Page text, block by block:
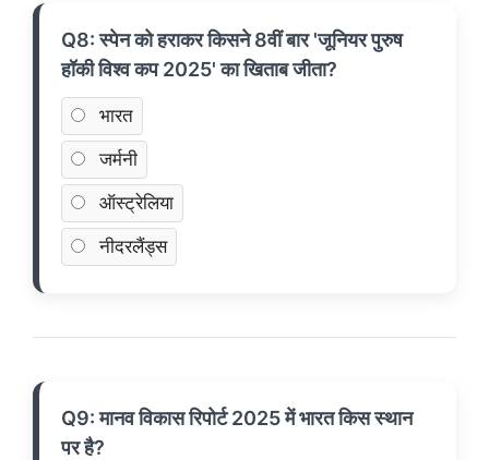
Q8: स्पेन को हराकर किसने 8वीं बार 'जूनियर पुरुष
हॉकी विश्व कप 2025' का खिताब जीता?
भारत
जर्मनी
ऑस्ट्रेलिया
नीदरलैंड्स
Q9: मानव विकास रिपोर्ट 2025 में भारत किस स्थान
पर है?